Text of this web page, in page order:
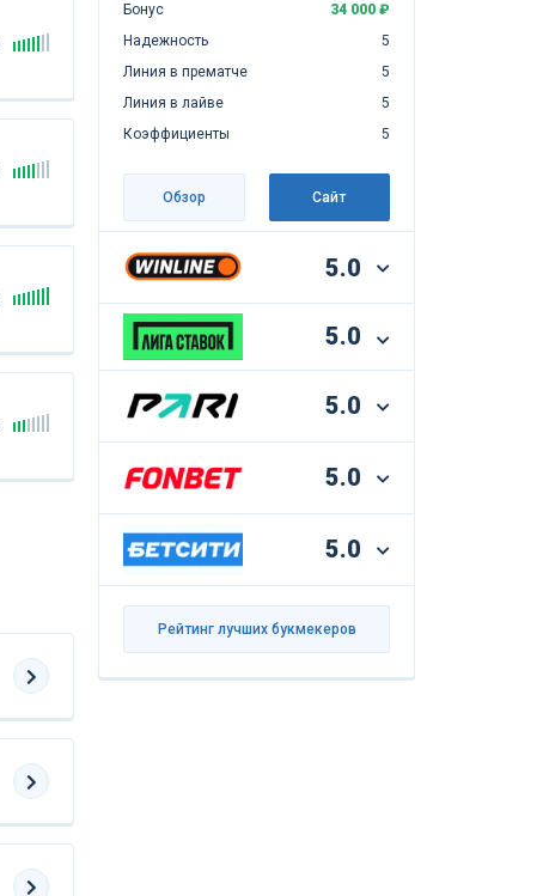
Бонус
34 000 ₽
Надежность
5
Линия в прематче
5
Линия в лайве
5
Коэффициенты
5
Обзор Сайт
5.0
5.0
5.0
5.0
5.0
Рейтинг лучших букмекеров